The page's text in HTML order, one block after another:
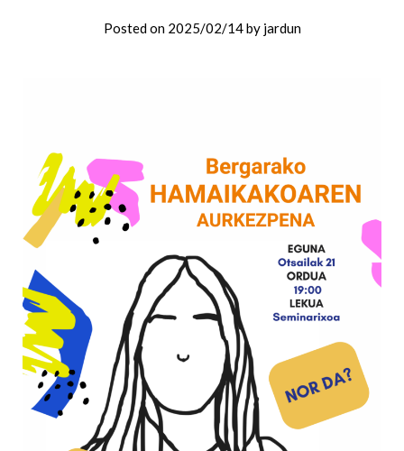
Posted on 2025/02/14by jardun